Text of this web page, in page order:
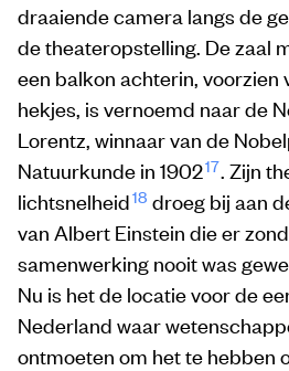
draaiende camera langs de
de theateropstelling. De zaal
een balkon achterin, voorzien
hekjes, is vernoemd naar de
Lorentz, winnaar van de
Natuurkunde in 190217. Zijn
lichtsnelheid18 droeg bij aan
van Albert Einstein die er
samenwerking nooit was
Nu is het de locatie voor de
Nederland waar
ontmoeten om het te hebben